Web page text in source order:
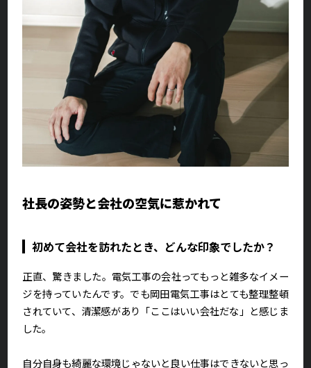
社長の姿勢と会社の空気に惹かれて
初めて会社を訪れたとき、どんな印象でしたか？
正直、驚きました。電気工事の会社ってもっと雑多なイメー
ジを持っていたんです。でも岡田電気工事はとても整理整頓
されていて、清潔感があり「ここはいい会社だな」と感じま
した。
自分自身も綺麗な環境じゃないと良い仕事はできないと思っ